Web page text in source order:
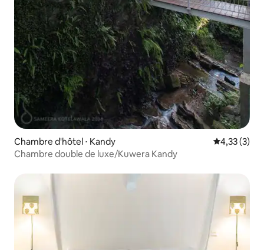
Chambre d'hôtel ⋅ Kandy Évaluation
4,33 (3)
Chambre double de luxe/Kuwera Kandy